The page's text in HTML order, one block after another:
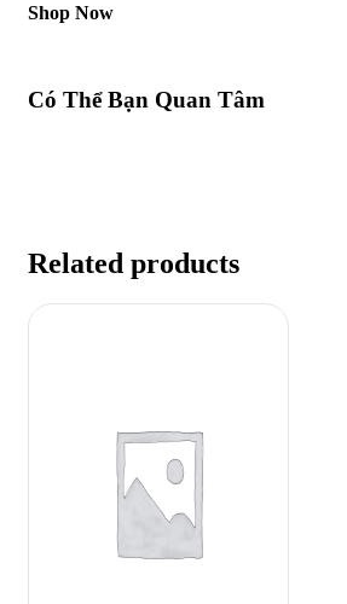
Shop Now
Có Thể Bạn Quan Tâm
Related products